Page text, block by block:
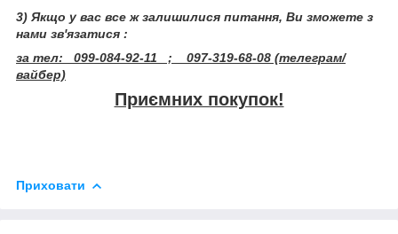
3) Якщо у вас все ж залишилися питання, Ви зможете з
нами зв'язатися :
за тел: 099-084-92-11 ; 097-319-68-08 (телеграм/
вайбер)
Приємних покупок!
Приховати